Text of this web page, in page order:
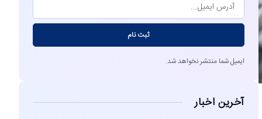
ثبت نام
ایمیل شما منتشر نخواهد شد.
آخرین اخبار